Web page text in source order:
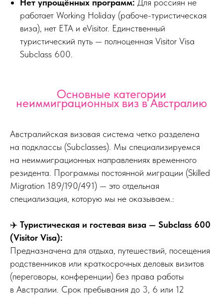
Нет упрощённых программ: Для россиян не
работает Working Holiday (рабоче-туристическая
виза), нет ETA и eVisitor. Единственный
туристический путь — полноценная Visitor Visa
Subclass 600.
Основные категории
неиммиграционных виз в Австралию
Австралийская визовая система четко разделена
на подклассы (Subclasses). Мы специализируемся
на неиммиграционных направлениях временного
резидента. Программы постоянной миграции (Skilled
Migration 189/190/491) — это отдельная
специализация, которую мы не оказываем.:
✈️ Туристическая и гостевая виза — Subclass 600
(Visitor Visa):
Предназначена для отдыха, путешествий, посещения
родственников или краткосрочных деловых визитов
(переговоры, конференции) без права работы
в Австралии. Срок пребывания до 3, 6 или 12